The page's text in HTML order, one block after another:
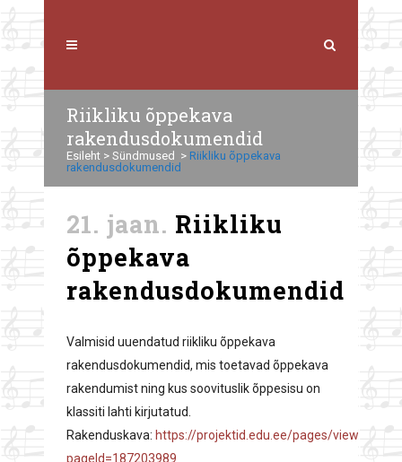
Riikliku õppekava
rakendusdokumendid
Esileht > Sündmused > Riikliku õppekava
rakendusdokumendid
21. jaan. Riikliku
õppekava
rakendusdokumendid
Valmisid uuendatud riikliku õppekava
rakendusdokumendid, mis toetavad õppekava
rakendumist ning kus soovituslik õppesisu on
klassiti lahti kirjutatud.
Rakenduskava: https://projektid.edu.ee/pages/
pageId=187203989